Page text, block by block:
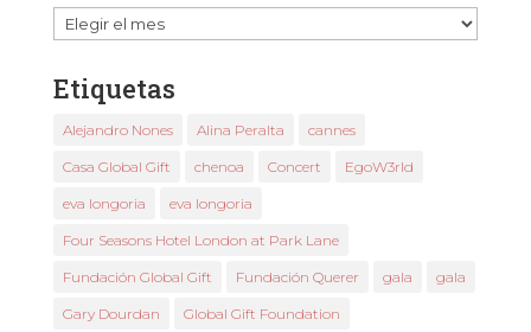
Noticias
Pasadas
Etiquetas
Alejandro Nones Alina Peralta cannes
Casa Global Gift chenoa Concert EgoW3rld
eva longoria eva longoria
Four Seasons Hotel London at Park Lane
Fundación Global Gift Fundación Querer gala gala
Gary Dourdan Global Gift Foundation